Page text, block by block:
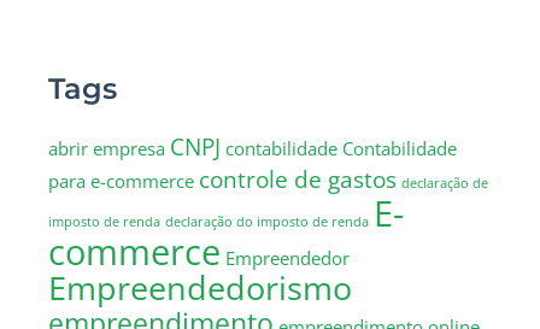
Tags
abrir empresa CNPJ contabilidade Contabilidade
para e-commerce controle de gastos declaração de
imposto de renda declaração do imposto de renda E-
commerce Empreendedor
Empreendedorismo